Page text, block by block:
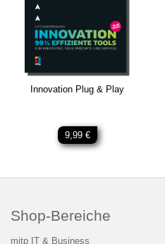
Innovation Plug & Play
9,99 €
Shop-Bereiche
mitp IT & Business